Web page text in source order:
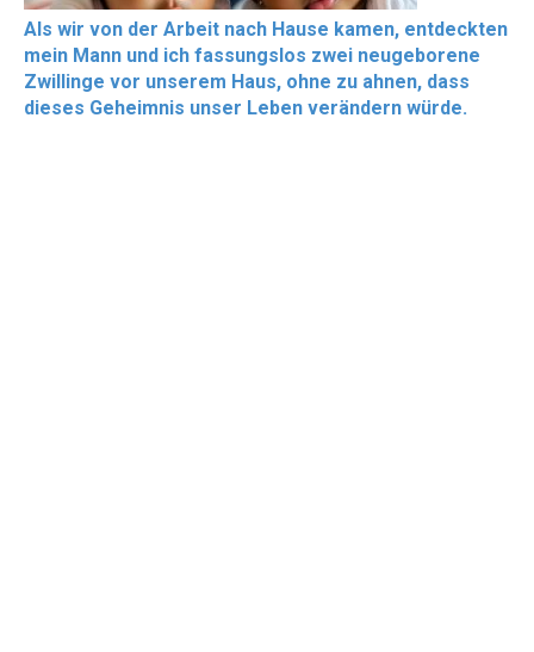
Als wir von der Arbeit nach Hause kamen, entdeckten
mein Mann und ich fassungslos zwei neugeborene
Zwillinge vor unserem Haus, ohne zu ahnen, dass
dieses Geheimnis unser Leben verändern würde.